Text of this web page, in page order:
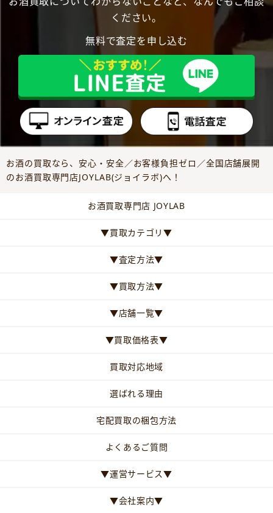
ください。
無料で査定を申し込む
お酒の買取なら、安心・安全／お客様負担ゼロ／全国店舗展開
のお酒買取専門店JOYLAB(ジョイラボ)へ！
お酒買取専門店 JOYLAB
▼買取カテゴリ▼
▼査定方法▼
▼買取方法▼
▼店舗一覧▼
▼買取価格表▼
買取対応地域
選ばれる理由
宅配買取の梱包方法
よくあるご質問
▼運営サービス▼
▼会社案内▼